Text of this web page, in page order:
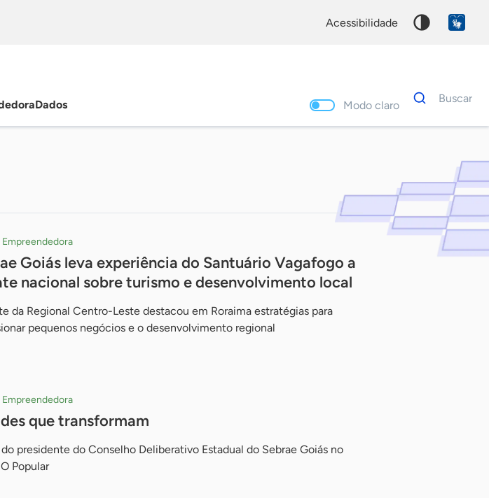
acessibilidade
Dados Modo claro
Dados
para
Buscar
Goiás leva experiência do Santuário Vagafogo a
nacional sobre turismo e desenvolvimento local
da Regional Centro-Leste destacou em Roraima estratégias para
pequenos negócios e o desenvolvimento regional
que transformam
presidente do Conselho Deliberativo Estadual do Sebrae Goiás no
Popular